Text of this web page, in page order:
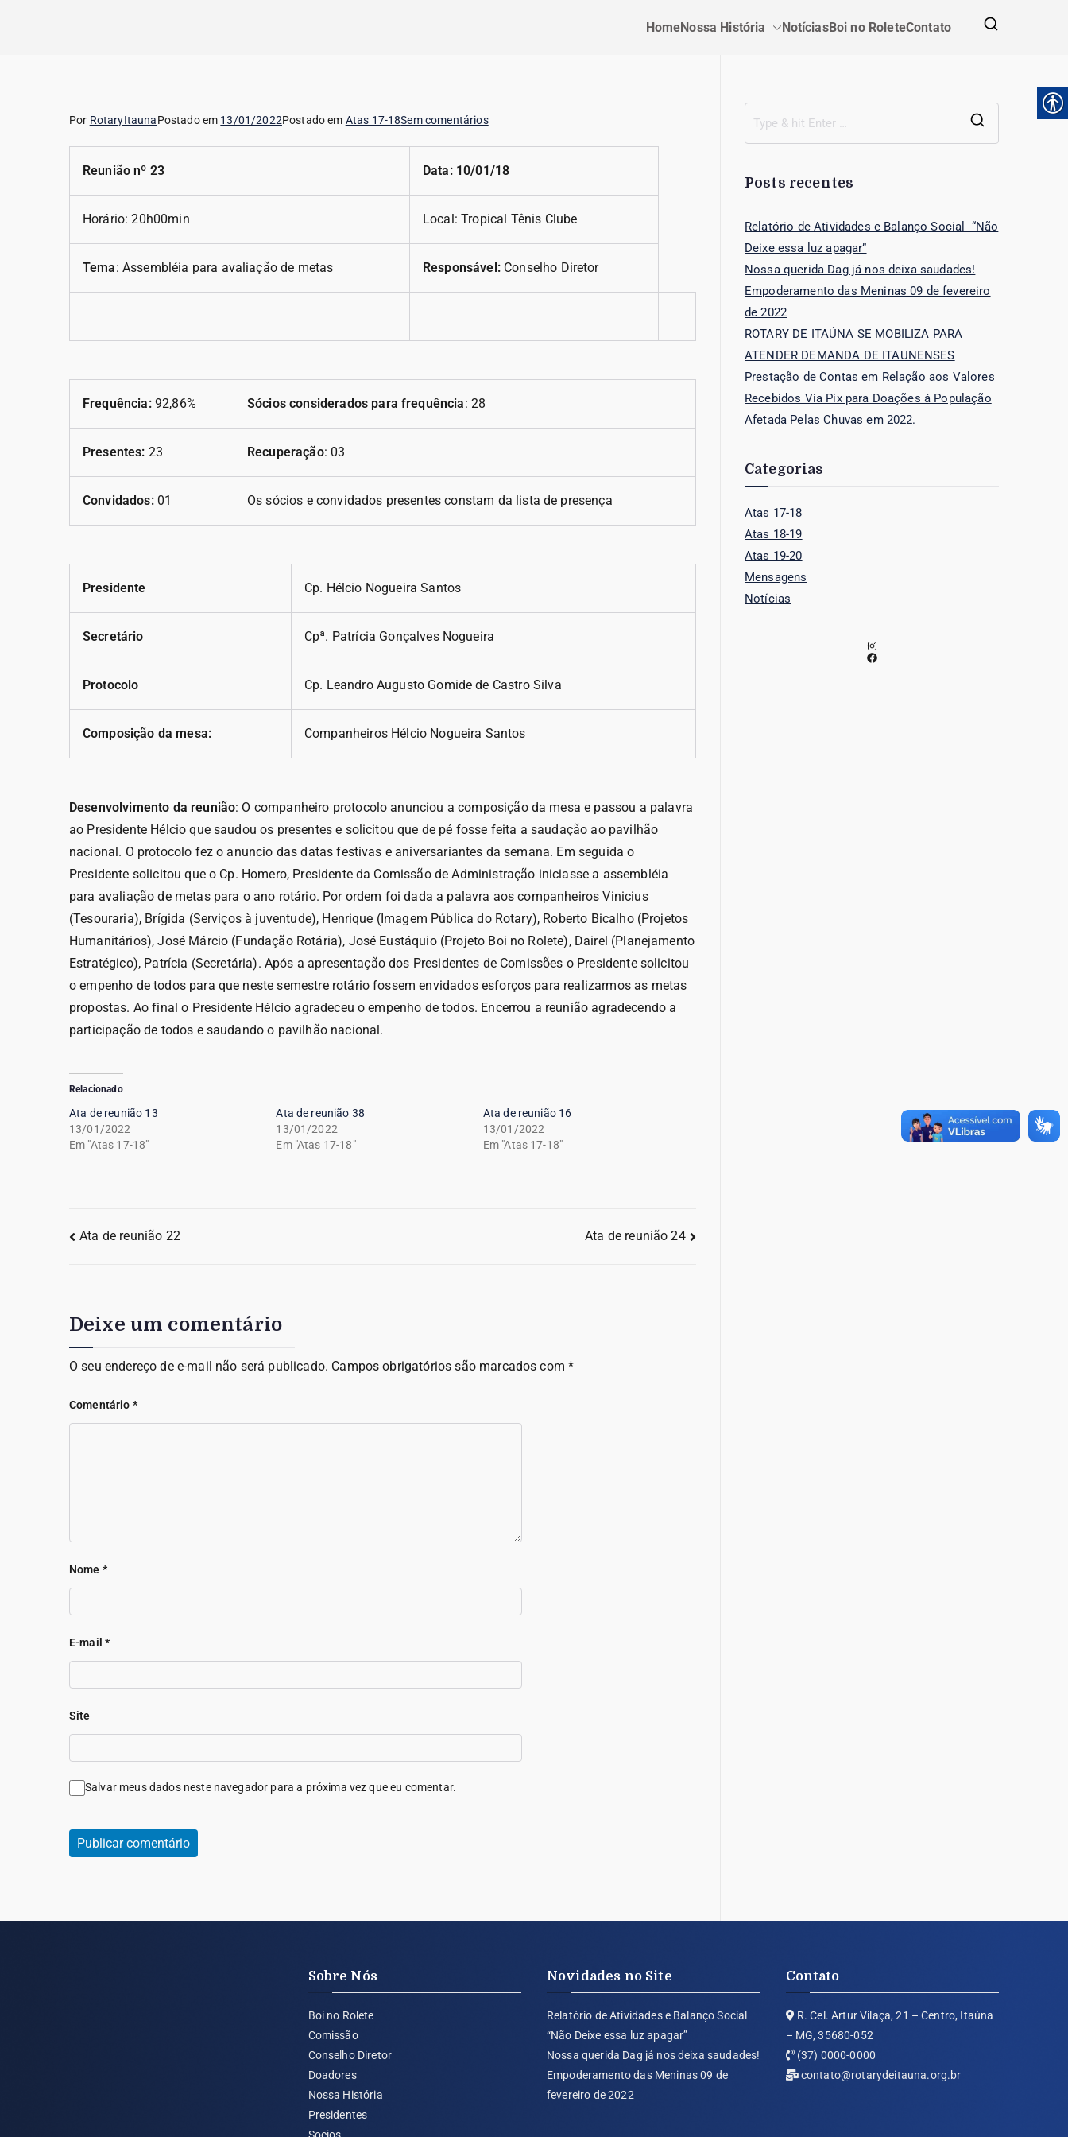
HomeNossa História NotíciasBoi no RoleteContato
Por RotaryItaunaPostado em 13/01/2022Postado em Atas 17-18Sem comentários
Reunião nº 23 Data: 10/01/18
Horário: 20h00min Local: Tropical Tênis Clube
Tema: Assembléia para avaliação de metas Responsável:Conselho Diretor
Frequência:92,86% Sócios considerados para frequência: 28
Presentes: 23 Recuperação: 03
Convidados:01 Os sócios e convidados presentes constam da lista de presença
Presidente Cp. Hélcio Nogueira Santos
Secretário Cpª. Patrícia Gonçalves Nogueira
Protocolo Cp. Leandro Augusto Gomide de Castro Silva
Composição da mesa: Companheiros Hélcio Nogueira Santos
Desenvolvimento da reunião: O companheiro protocolo anunciou a composição da mesa e passou a palavra
ao Presidente Hélcio que saudou os presentes e solicitou que de pé fosse feita a saudação ao pavilhão
nacional. O protocolo fez o anuncio das datas festivas e aniversariantes da semana. Em seguida o
Presidente solicitou que o Cp. Homero, Presidente da Comissão de Administração iniciasse a assembléia
para avaliação de metas para o ano rotário. Por ordem foi dada a palavra aos companheiros Vinicius
(Tesouraria), Brígida (Serviços à juventude), Henrique (Imagem Pública do Rotary), Roberto Bicalho (Projetos
Humanitários), José Márcio (Fundação Rotária), José Eustáquio (Projeto Boi no Rolete), Dairel (Planejamento
Estratégico), Patrícia (Secretária). Após a apresentação dos Presidentes de Comissões o Presidente solicitou
o empenho de todos para que neste semestre rotário fossem envidados esforços para realizarmos as metas
propostas. Ao final o Presidente Hélcio agradeceu o empenho de todos. Encerrou a reunião agradecendo a
participação de todos e saudando o pavilhão nacional.
Relacionado
Ata de reunião 13
13/01/2022
Em "Atas 17-18"
Ata de reunião 38
13/01/2022
Em "Atas 17-18"
Ata de reunião 16
13/01/2022
Em "Atas 17-18"
Ata de reunião 22 Ata de reunião 24
Deixe um comentário
O seu endereço de e-mail não será publicado. Campos obrigatórios são marcados com*
Comentário *
Nome *
E-mail*
Site
Salvar meus dados neste navegador para a próxima vez que eu comentar.
Posts recentes
Relatório de Atividades e Balanço Social “Não
Deixe essa luz apagar”
Nossa querida Dag já nos deixa saudades!
Empoderamento das Meninas 09 de fevereiro
de 2022
ROTARY DE ITAÚNA SE MOBILIZA PARA
ATENDER DEMANDA DE ITAUNENSES
Prestação de Contas em Relação aos Valores
Recebidos Via Pix para Doações á População
Afetada Pelas Chuvas em 2022.
Categorias
Atas 17-18
Atas 18-19
Atas 19-20
Mensagens
Notícias
Sobre Nós
Boi no Rolete
Comissão
Conselho Diretor
Doadores
Nossa História
Presidentes
Novidades no Site
Relatório de Atividades e Balanço Social
“Não Deixe essa luz apagar”
Nossa querida Dag já nos deixa saudades!
Empoderamento das Meninas 09 de
fevereiro de 2022
Contato
R. Cel. Artur Vilaça, 21 – Centro, Itaúna
– MG, 35680-052
(37) 0000-0000
contato@rotarydeitauna.org.br